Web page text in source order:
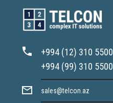
+994 (12) 310 5500
+994 (99) 310 5500
sales@telcon.az